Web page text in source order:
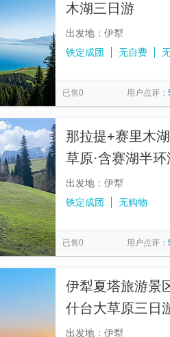
木湖三日游
出发地：伊犁
铁定成团
无自费
已售0 用户点评：
那拉提+赛里木
草原·含赛湖半
出发地：伊犁
铁定成团
无购物
已售0 用户点评：
伊犁夏塔旅游景
什台大草原三日
+琼库什台3日游
出发地：伊犁